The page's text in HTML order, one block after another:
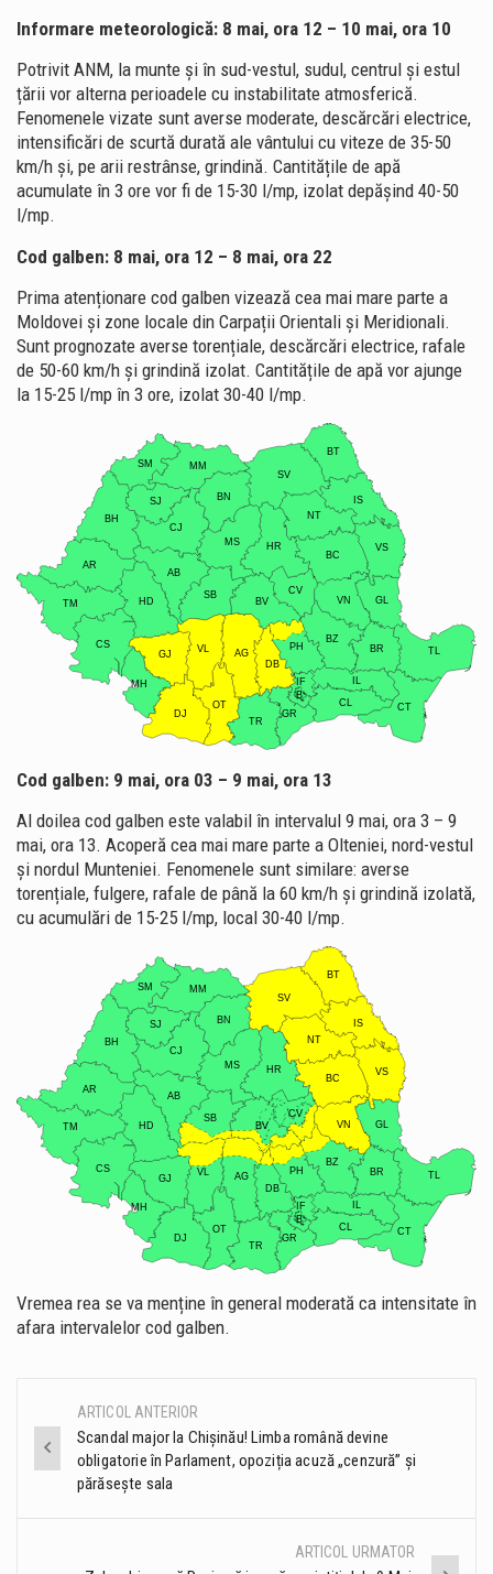
Informare meteorologică: 8 mai, ora 12 – 10 mai, ora 10
Potrivit ANM, la munte și în sud-vestul, sudul, centrul și estul
țării vor alterna perioadele cu instabilitate atmosferică.
Fenomenele vizate sunt averse moderate, descărcări electrice,
intensificări de scurtă durată ale vântului cu viteze de 35-50
km/h și, pe arii restrânse, grindină. Cantitățile de apă
acumulate în 3 ore vor fi de 15-30 l/mp, izolat depășind 40-50
l/mp.
Cod galben: 8 mai, ora 12 – 8 mai, ora 22
Prima atenționare cod galben vizează cea mai mare parte a
Moldovei și zone locale din Carpații Orientali și Meridionali.
Sunt prognozate averse torențiale, descărcări electrice, rafale
de 50-60 km/h și grindină izolat. Cantitățile de apă vor ajunge
la 15-25 l/mp în 3 ore, izolat 30-40 l/mp.
Cod galben: 9 mai, ora 03 – 9 mai, ora 13
Al doilea cod galben este valabil în intervalul 9 mai, ora 3 – 9
mai, ora 13. Acoperă cea mai mare parte a Olteniei, nord-vestul
și nordul Munteniei. Fenomenele sunt similare: averse
torențiale, fulgere, rafale de până la 60 km/h și grindină izolată,
cu acumulări de 15-25 l/mp, local 30-40 l/mp.
Vremea rea se va menține în general moderată ca intensitate în
afara intervalelor cod galben.
Post
navigation
ARTICOL ANTERIOR
Scandal major la Chișinău! Limba română devine
obligatorie în Parlament, opoziția acuză „cenzură” și
părăsește sala
ARTICOL URMATOR